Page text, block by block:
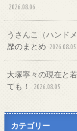
2026.08.06
うさんこ（ハンド
歴のまとめ 2026.08.05
大塚寧々の現在と
ても！
2026.08.05
カテゴリー